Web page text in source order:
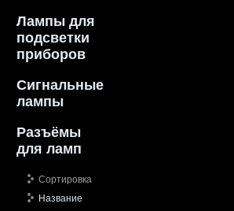
Лампы для
подсветки
приборов
Сигнальные
лампы
Разъёмы
для ламп
Сортировка
Название